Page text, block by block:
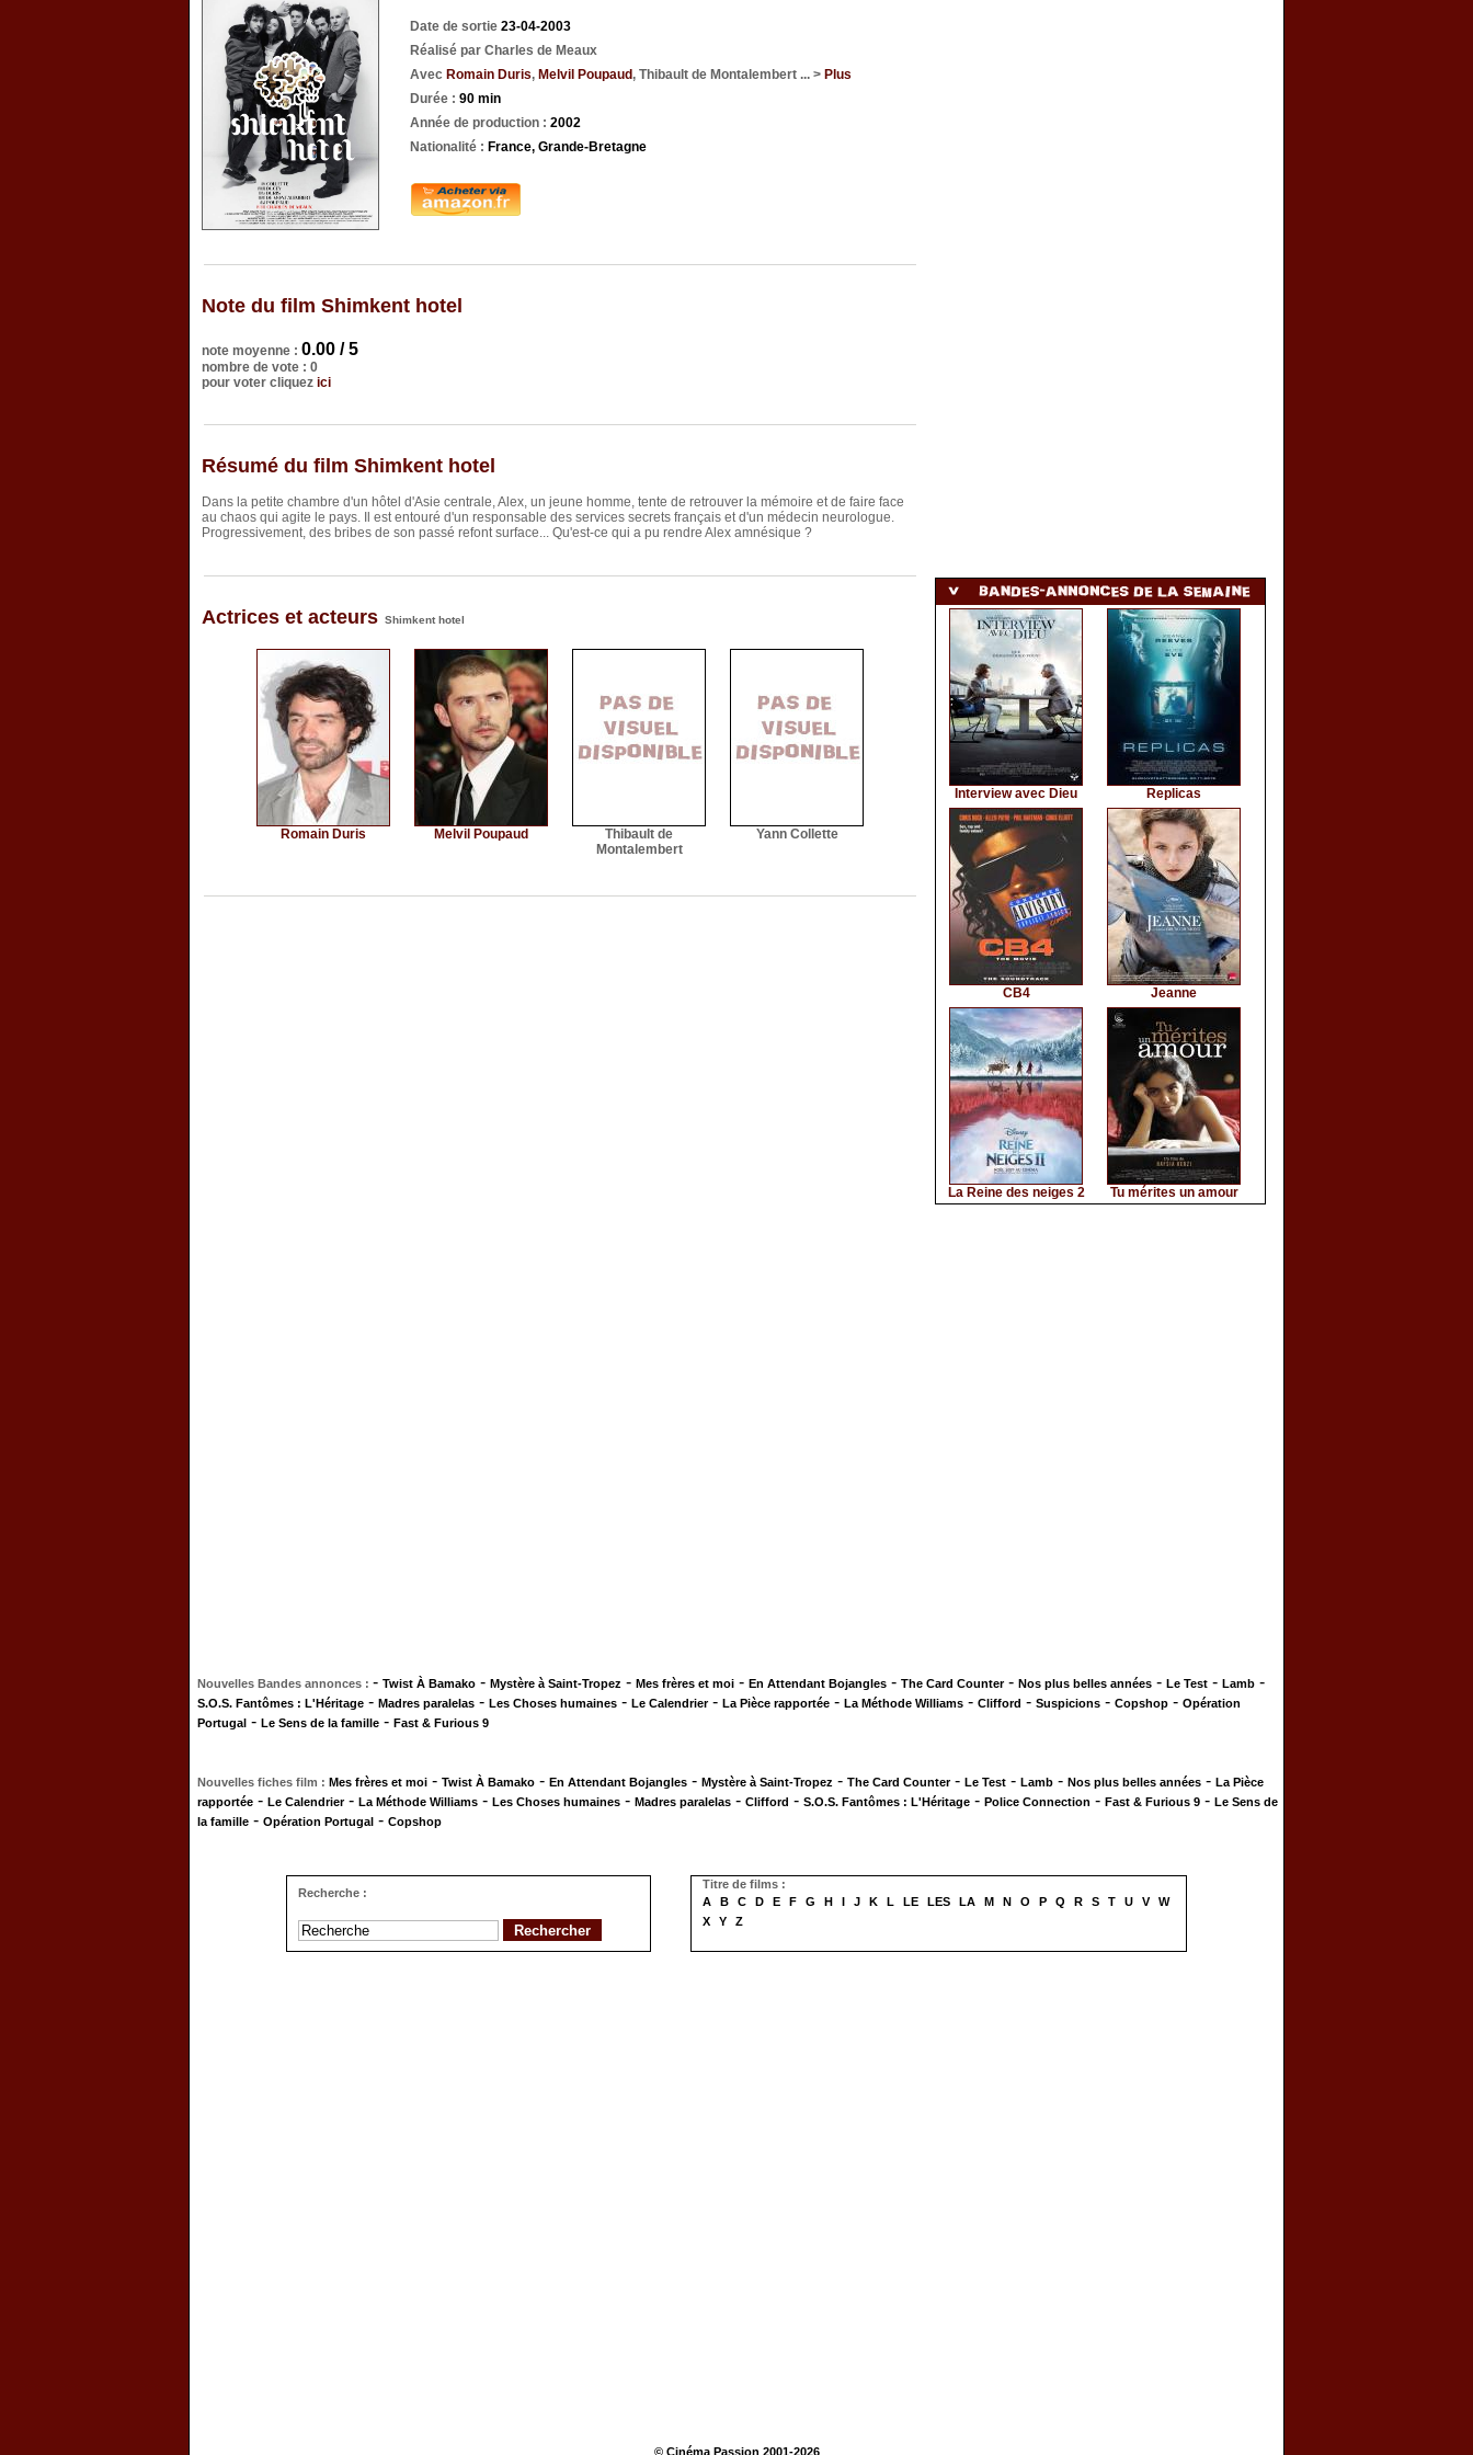
Date de sortie 23-04-2003
Réalisé par Charles de Meaux
Avec Romain Duris, Melvil Poupaud, Thibault de Montalembert ... > Plus
Durée : 90 min
Année de production : 2002
Nationalité : France, Grande-Bretagne
Note du film Shimkent hotel
note moyenne : 0.00 / 5
nombre de vote : 0
pour voter cliquez ici
Résumé du film Shimkent hotel
Dans la petite chambre d'un hôtel d'Asie centrale, Alex, un jeune homme, tente de retrouver la mémoire et de faire face
au chaos qui agite le pays. Il est entouré d'un responsable des services secrets français et d'un médecin neurologue.
Progressivement, des bribes de son passé refont surface... Qu'est-ce qui a pu rendre Alex amnésique ?
Actrices et acteurs Shimkent hotel
Romain Duris Melvil Poupaud
Thibault de
Montalembert
Yann Collette
Interview avec Dieu Replicas
CB4 Jeanne
La Reine des neiges 2 Tu mérites un amour
Nouvelles Bandes annonces : - Twist À Bamako - Mystère à Saint-Tropez - Mes frères et moi - En Attendant Bojangles - The Card Counter- Nos plus belles années - Le Test - Lamb -
S.O.S. Fantômes : L'Héritage - Madres paralelas - Les Choses humaines - Le Calendrier- La Pièce rapportée - La Méthode Williams - Clifford - Suspicions - Copshop - Opération
Portugal - Le Sens de la famille - Fast & Furious 9
Nouvelles fiches film : Mes frères et moi - Twist À Bamako - En Attendant Bojangles - Mystère à Saint-Tropez - The Card Counter- Le Test - Lamb - Nos plus belles années - La Pièce
rapportée - Le Calendrier- La Méthode Williams - Les Choses humaines - Madres paralelas - Clifford - S.O.S. Fantômes : L'Héritage - Police Connection - Fast & Furious 9 - Le Sens de
la famille - Opération Portugal - Copshop
Recherche :
Titre de films :
A
B C D E F G H I J K L LE LES LA M N O P Q R S T U V
W
X
Y Z
© Cinéma Passion 2001-2026